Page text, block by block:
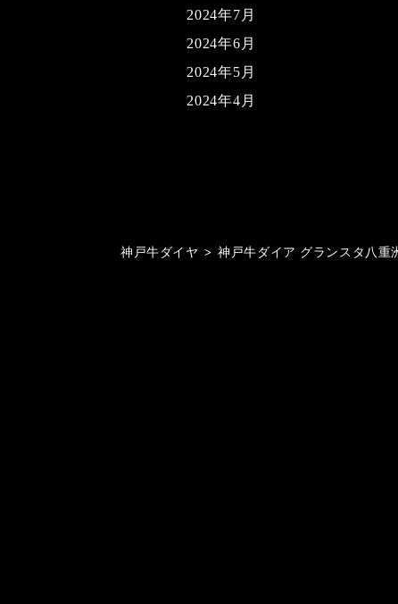
2024年7月
2024年6月
2024年5月
2024年4月
神戸牛ダイヤ > 神戸牛ダイア グランスタ八重